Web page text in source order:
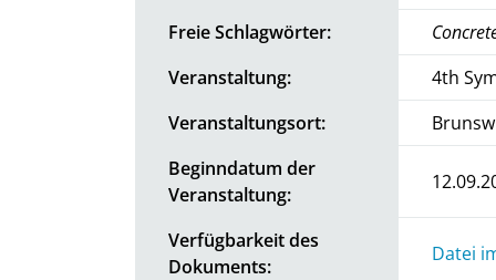
Freie Schlagwörter:
Veranstaltung:
4th
Veranstaltungsort:
Beginndatum der
Veranstaltung:
Verfügbarkeit des
Dokuments:
Datei